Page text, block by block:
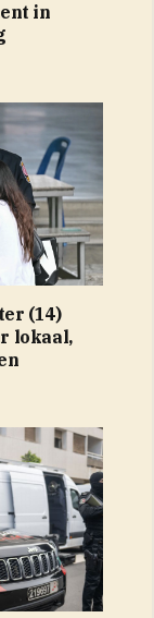
in
(14)
lokaal,